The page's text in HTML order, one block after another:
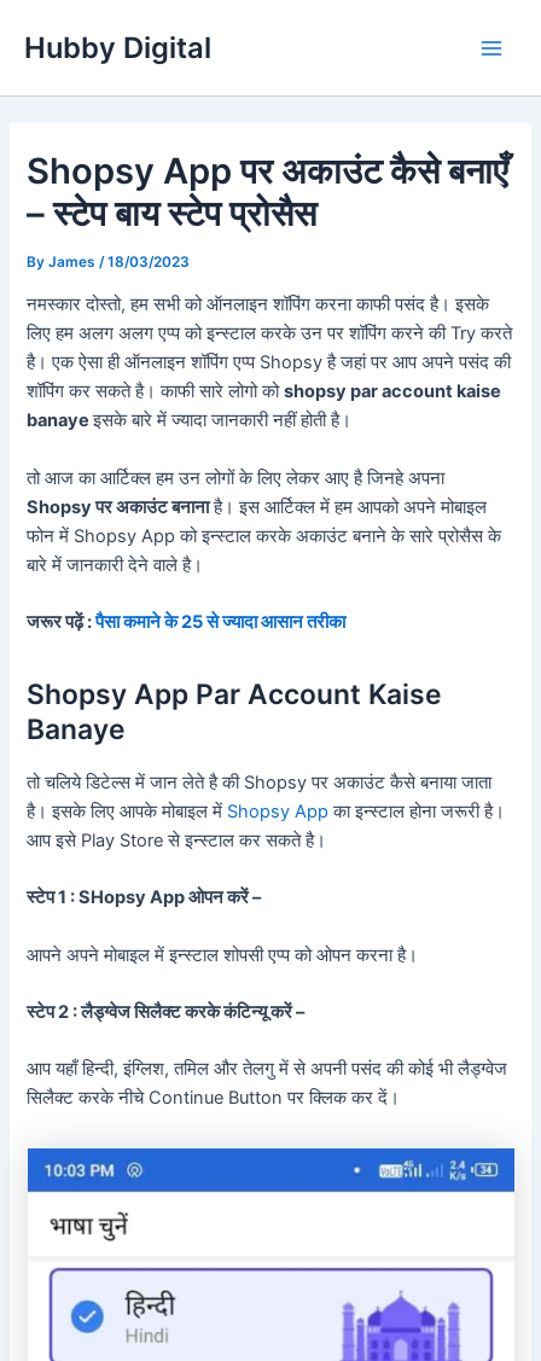
Hubby Digital
Shopsy App पर अकाउंट कैसे बनाएँ
– स्टेप बाय स्टेप प्रोसैस
ByJames /18/03/2023
नमस्कार दोस्तो, हम सभी को ऑनलाइन शॉपिंग करना काफी पसंद है। इसके
लिए हम अलग अलग एप्प को इन्स्टाल करके उन पर शॉपिंग करने की Try करते
है। एक ऐसा ही ऑनलाइन शॉपिंग एप्प Shopsy है जहां पर आप अपने पसंद की
शॉपिंग कर सकते है। काफी सारे लोगो कोshopsy par account kaise
banayeइसके बारे में ज्यादा जानकारी नहीं होती है।
तो आज का आर्टिक्ल हम उन लोगों के लिए लेकर आए है जिनहे अपना
Shopsy पर अकाउंट बनानाहै। इस आर्टिक्ल में हम आपको अपने मोबाइल
फोन में Shopsy App को इन्स्टाल करके अकाउंट बनाने के सारे प्रोसैस के
बारे में जानकारी देने वाले है।
जरूर पढ़ें :पैसा कमाने के 25 से ज्यादा आसान तरीका
Shopsy App Par Account Kaise
Banaye
तो चलिये डिटेल्स में जान लेते है की Shopsy पर अकाउंट कैसे बनाया जाता
है। इसके लिए आपके मोबाइल में Shopsy App का इन्स्टाल होना जरूरी है।
आप इसे Play Store से इन्स्टाल कर सकते है।
स्टेप 1 : SHopsy App ओपन करें –
आपने अपने मोबाइल में इन्स्टाल शोपसी एप्प को ओपन करना है।
स्टेप 2 : लैड्ग्वेज सिलैक्ट करके कंटिन्यू करें –
आप यहाँ हिन्दी, इंग्लिश, तमिल और तेलगु में से अपनी पसंद की कोई भी लैड्ग्वेज
सिलैक्ट करके नीचे Continue Button पर क्लिक कर दें।